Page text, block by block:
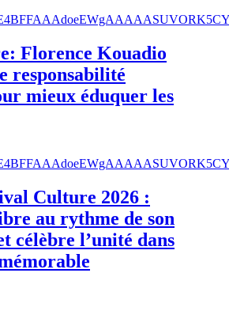
Florence Kouadio
responsabilité
mieux éduquer les
Culture 2026 :
au rythme de son
célèbre l’unité dans